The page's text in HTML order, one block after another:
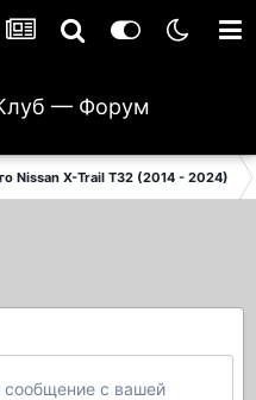
Nissan X-Trail T32 (2014 - 2024)
сообщение с вашей